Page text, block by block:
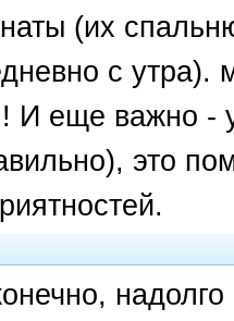
(их
с утра).
И еще важно -
это